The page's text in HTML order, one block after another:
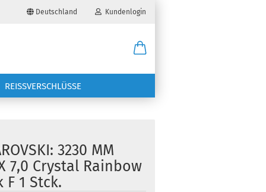
Deutschland Kundenlogin
REISSVERSCHLÜSSE
3230 MM
7,0 Crystal Rainbow
F 1 Stck.